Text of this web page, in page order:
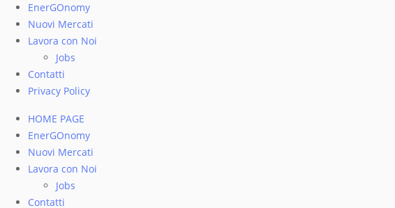
EnerGOnomy
Nuovi Mercati
Lavora con Noi
Jobs
Contatti
Privacy Policy
HOME PAGE
EnerGOnomy
Nuovi Mercati
Lavora con Noi
Jobs
Contatti